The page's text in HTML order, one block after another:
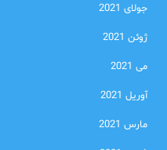
جولای 2021
ژوئن 2021
می 2021
آوریل 2021
مارس 2021